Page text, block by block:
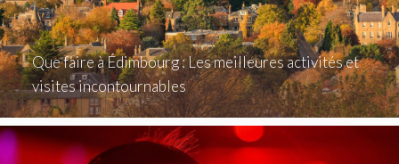
Que faire à Édimbourg : Les meilleures activités et
visites incontournables